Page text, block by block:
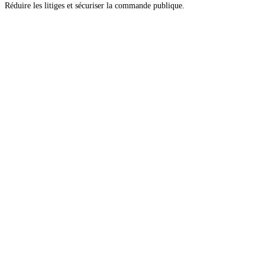
Réduire les litiges et sécuriser la commande publique.